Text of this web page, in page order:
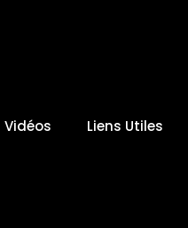
Vidéos Liens Utiles